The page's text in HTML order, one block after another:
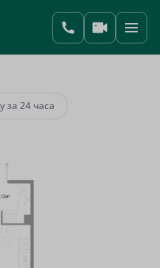
6 998 918 руб.
за 24 часа